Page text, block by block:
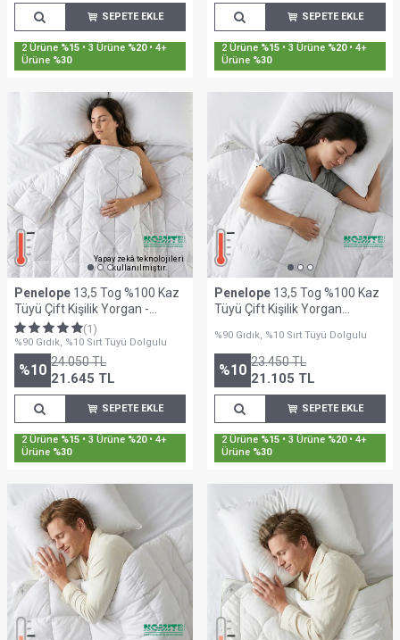
SEPETE EKLE
Sepette %30'a Varan İndirim
SEPETE EKLE
Sepette %30'a Varan İndirim
Yapay zekâ teknolojileri
kullanılmıştır.
Penelope 13,5 Tog %100 Kaz
Tüyü Çift Kişilik Yorgan -
Innovia Serisi(1)
%90 Gıdık, %10 Sırt Tüyü Dolgulu
%10 24.050TL
21.645 TL
SEPETE EKLE
Sepette %30'a Varan İndirim
Penelope 13,5 Tog %100 Kaz
Tüyü Çift Kişilik Yorgan
%90 Gıdık, %10 Sırt Tüyü Dolgulu
%10 23.450TL
21.105 TL
SEPETE EKLE
Sepette %30'a Varan İndirim